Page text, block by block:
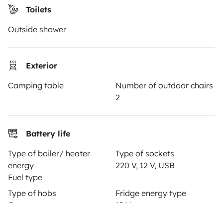
Toilets
Outside shower
Exterior
Camping table
Number of outdoor chairs
2
Battery life
Type of boiler/ heater
energy
Fuel type
Type of sockets
220 V, 12 V, USB
Type of hobs
Fridge energy type
Rental Agreement
Insurance for hiring out
Help Centre for owners
Secure third-party payment system
Pay in instalments
Download in Download in